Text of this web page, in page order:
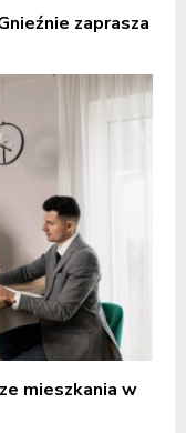
zaprasza
mieszkania w